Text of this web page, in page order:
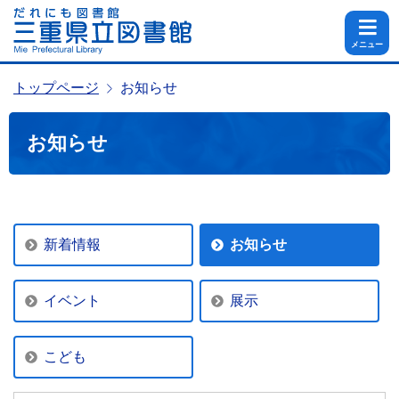
メニュー
トップページ お知らせ
お知らせ
新着情報 お知らせ
イベント 展示
こども